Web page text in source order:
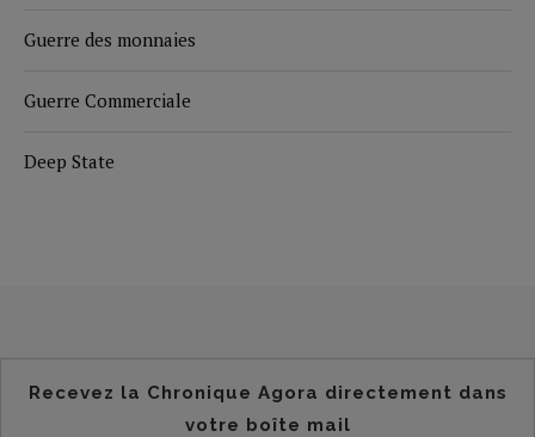
Guerre des monnaies
Guerre Commerciale
Deep State
Recevez la Chronique Agora directement dans
votre boîte mail